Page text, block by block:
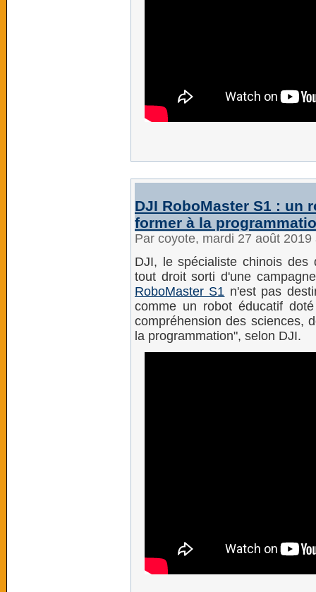
DJI RoboMaster S1 : un
former à la
Par coyote, mardi 27 août
DJI, le spécialiste chinois des
tout droit sorti d'une
RoboMaster S1 n'est pas
comme un robot éducatif
compréhension des sciences,
la programmation", selon DJI.